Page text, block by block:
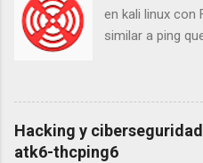
en kali linux con
similar a ping
(ICMP) para
responde. fping
permite
objetivos en la
Hacking y
atk6-thcping6